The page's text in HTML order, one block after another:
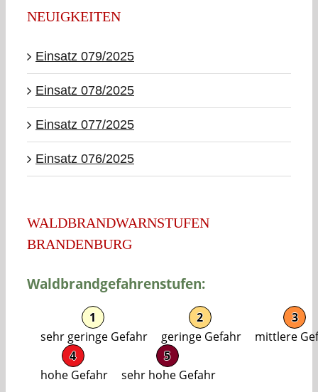
NEUIGKEITEN
Einsatz 079/2025
Einsatz 078/2025
Einsatz 077/2025
Einsatz 076/2025
WALDBRANDWARNSTUFEN
BRANDENBURG